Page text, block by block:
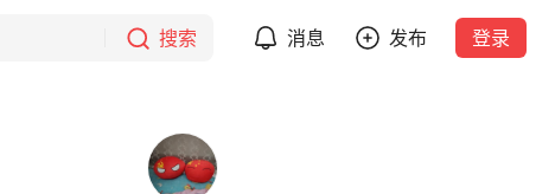
搜索 消息 发布 登录